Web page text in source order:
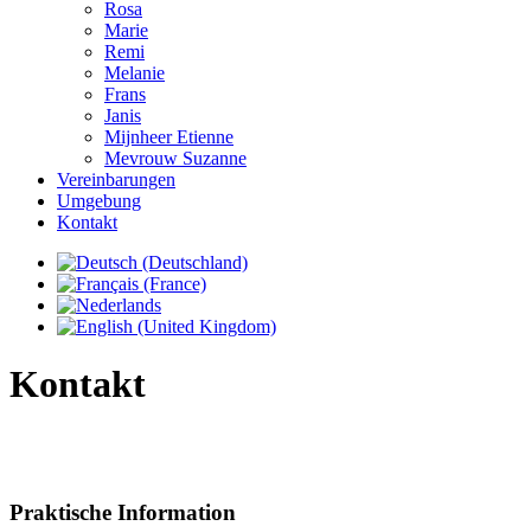
Rosa
Marie
Remi
Melanie
Frans
Janis
Mijnheer Etienne
Mevrouw Suzanne
Vereinbarungen
Umgebung
Kontakt
Kontakt
Praktische Information